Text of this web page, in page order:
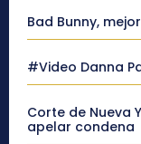
Bad Bunny,
#Video Danna
Corte de Nueva
apelar condena